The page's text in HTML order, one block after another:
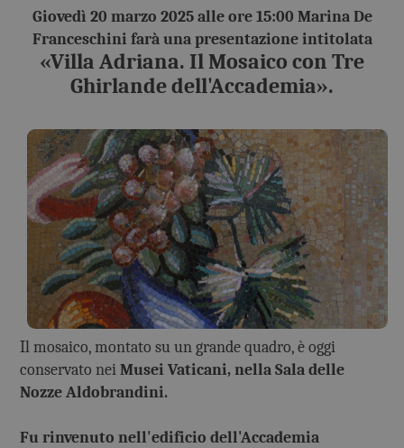
Giovedì 20 marzo 2025 alle ore 15:00 Marina De
Franceschini farà una presentazione intitolata
«Villa Adriana. Il Mosaico con Tre
Ghirlande dell'Accademia».
Il mosaico, montato su un grande quadro, è oggi
conservato neiMusei Vaticani, nella Sala delle
Nozze Aldobrandini.
Fu rinvenuto nell'edificio dell'Accademia